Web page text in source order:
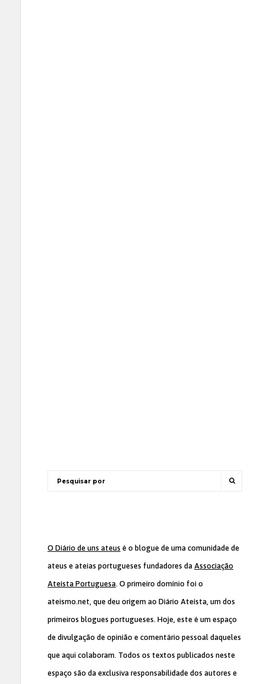
O Diário de uns ateus é o blogue de uma comunidade de
ateus e ateias portugueses fundadores da Associação
Ateísta Portuguesa. O primeiro domínio foi o
ateismo.net, que deu origem ao Diário Ateísta, um dos
primeiros blogues portugueses. Hoje, este é um espaço
de divulgação de opinião e comentário pessoal daqueles
que aqui colaboram. Todos os textos publicados neste
espaço são da exclusiva responsabilidade dos autores e